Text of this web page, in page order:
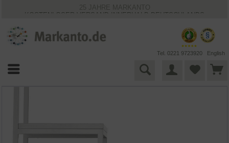
25 JAHRE MARKANTO
KOSTENLOSER VERSAND INNERHALB DEUTSCHLANDS
VIELFÄLTIGE ZAHLUNGSMÖGLICHKEITEN
BESTPRICE-GARANTIE
Tel. 0221 9723920 English